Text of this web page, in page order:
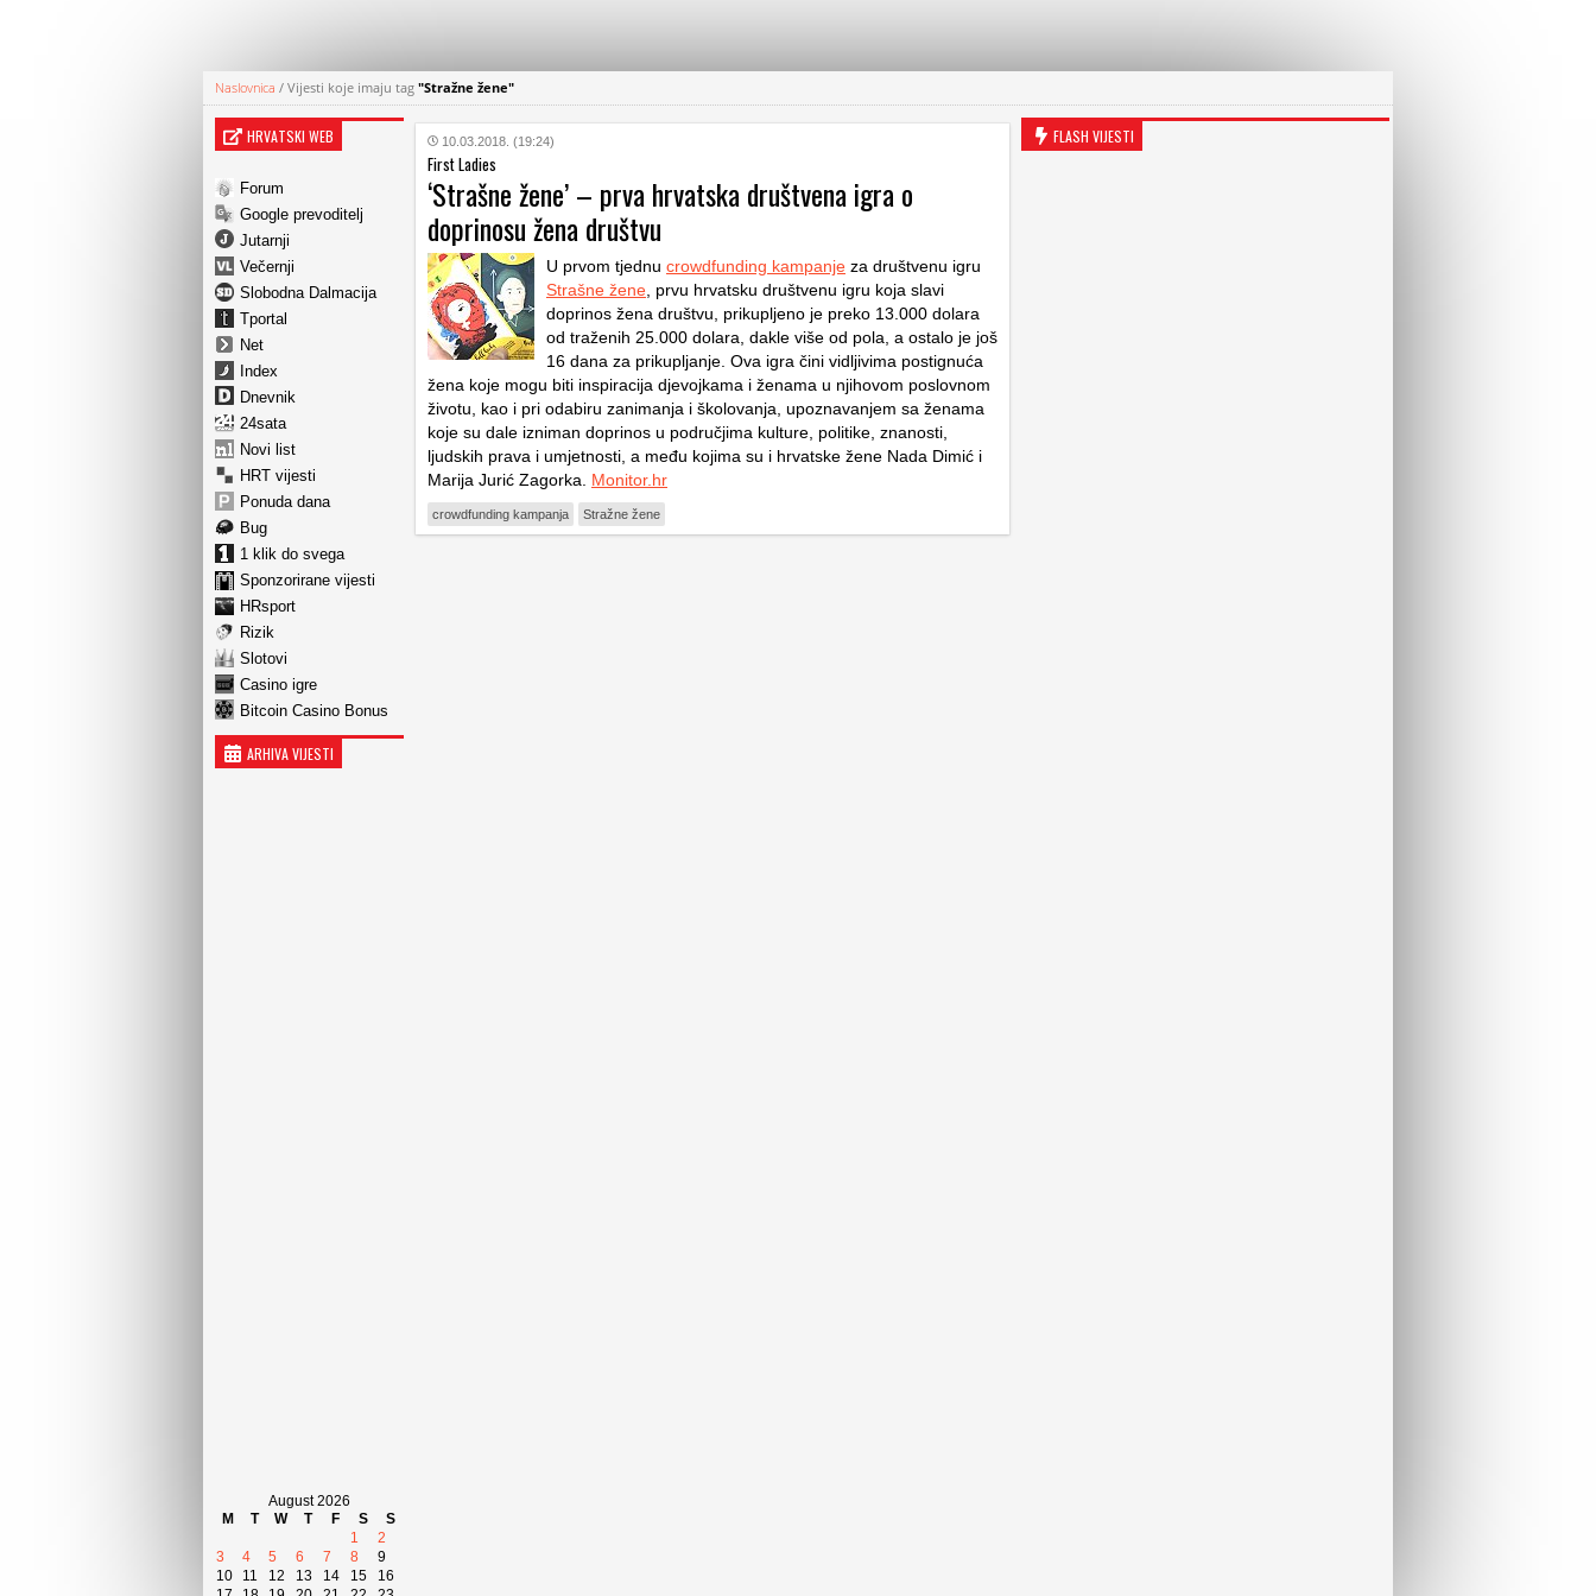
Naslovnica / Vijesti koje imaju tag "Stražne žene"
HRVATSKI WEB
Forum
Google prevoditelj
Jutarnji
Večernji
Slobodna Dalmacija
Tportal
Net
Index
Dnevnik
24sata
Novi list
HRT vijesti
Ponuda dana
Bug
1 klik do svega
Sponzorirane vijesti
HRsport
Rizik
Slotovi
Casino igre
Bitcoin Casino Bonus
ARHIVA VIJESTI
August 2026
M
T W T F S
S
1
2
3
4 5 6 7 8
9
10
11 12 13 14 15
16
10.03.2018. (19:24)
First Ladies
‘Strašne žene’ – prva hrvatska društvena igra o
doprinosu žena društvu
U prvom tjednu crowdfunding kampanje za društvenu igru
Strašne žene , prvu hrvatsku društvenu igru koja slavi
doprinos žena društvu, prikupljeno je preko 13.000 dolara
od traženih 25.000 dolara, dakle više od pola, a ostalo je još
16 dana za prikupljanje. Ova igra čini vidljivima postignuća
žena koje mogu biti inspiracija djevojkama i ženama u njihovom poslovnom
životu, kao i pri odabiru zanimanja i školovanja, upoznavanjem sa ženama
koje su dale izniman doprinos u područjima kulture, politike, znanosti,
ljudskih prava i umjetnosti, a među kojima su i hrvatske žene Nada Dimić i
Marija Jurić Zagorka. Monitor.hr
crowdfunding kampanja Stražne žene
FLASH VIJESTI